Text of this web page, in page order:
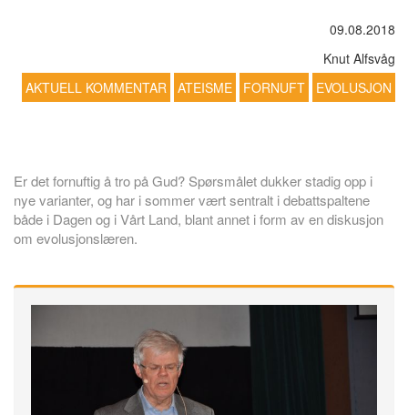
09.08.2018
Knut Alfsvåg
AKTUELL KOMMENTAR ATEISME FORNUFT EVOLUSJON
Er det fornuftig å tro på Gud? Spørsmålet dukker stadig opp i
nye varianter, og har i sommer vært sentralt i debattspaltene
både i Dagen og i Vårt Land, blant annet i form av en diskusjon
om evolusjonslæren.